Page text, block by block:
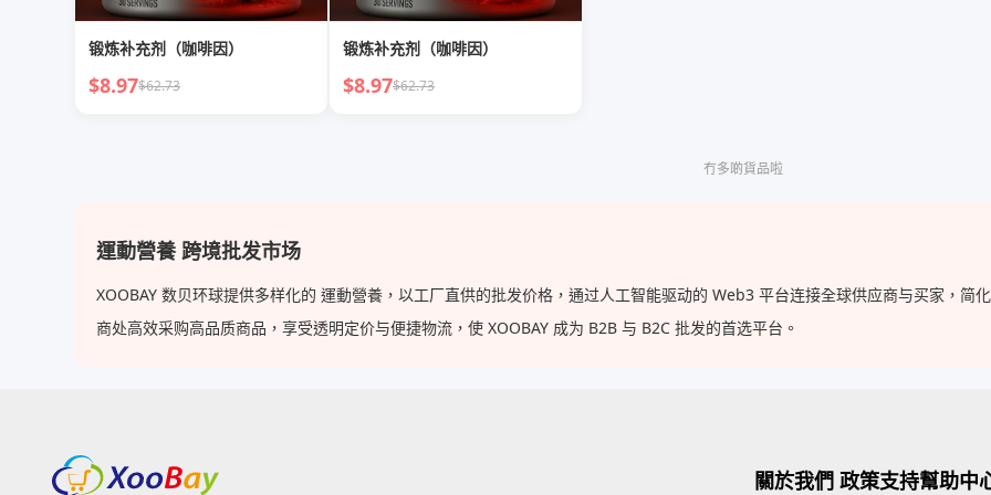
锻炼补充剂（咖啡因）
$8.97$62.73
锻炼补充剂（咖啡因）
$8.97$62.73
冇多啲貨品啦
運動營養 跨境批发市场
XOOBAY 数贝环球提供多样化的 運動營養，以工厂直供的批发价格，通过人工智能驱动的 Web3 平台连接全球供应商与买家，简
商处高效采购高品质商品，享受透明定价与便捷物流，使 XOOBAY 成为 B2B 与 B2C 批发的首选平台。
關於我們 政策支持幫助中